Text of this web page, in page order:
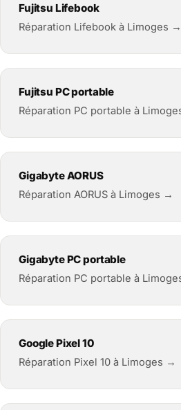
Fujitsu Lifebook
Réparation Lifebook à Limoges →
Fujitsu PC portable
Réparation PC portable à
Gigabyte AORUS
Réparation AORUS à Limoges →
Gigabyte PC portable
Réparation PC portable à
Google Pixel 10
Réparation Pixel 10 à Limoges →